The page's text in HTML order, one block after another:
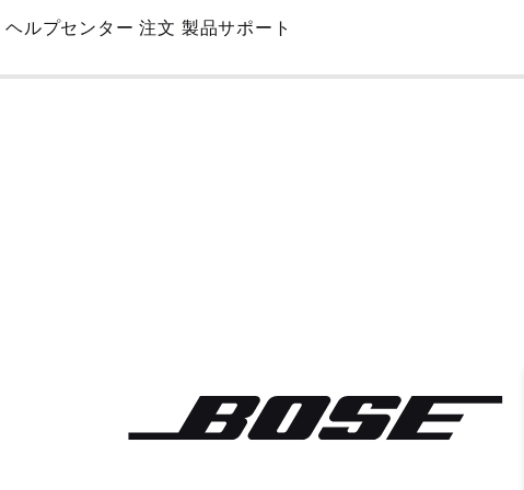
Skip
Main
ヘルプセンター 注文 製品サポート